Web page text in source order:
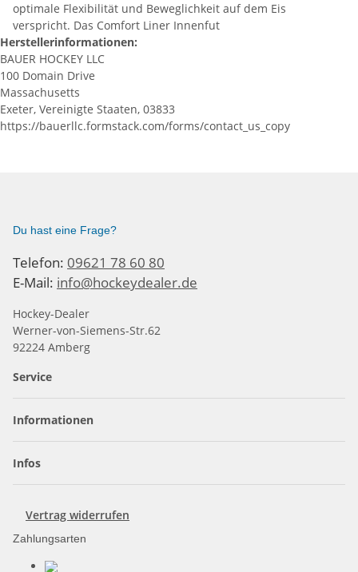
optimale Flexibilität und Beweglichkeit auf dem Eis
verspricht. Das Comfort Liner Innenfut
Herstellerinformationen:
BAUER HOCKEY LLC
100 Domain Drive
Massachusetts
Exeter, Vereinigte Staaten, 03833
https://bauerllc.formstack.com/forms/contact_us_copy
Du hast eine Frage?
Telefon: 09621 78 60 80
E-Mail: info@hockeydealer.de
Hockey-Dealer
Werner-von-Siemens-Str.62
92224 Amberg
Service
Informationen
Infos
Vertrag widerrufen
Zahlungsarten